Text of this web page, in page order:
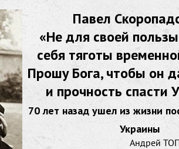
Павел
«Не для своей
себя тяготы
Прошу Бога, чтобы он
и прочность спасти
70 лет назад ушел из жизни
Украины
Андрей